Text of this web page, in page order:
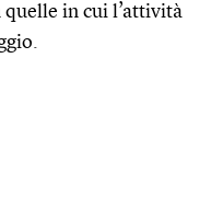
in cui l’attività